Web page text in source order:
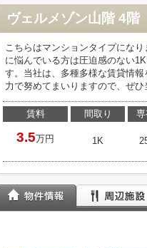
ヴェルメゾン山階 4階
こちらはマンションタイプにな
に悩んでいる方は圧迫感のない
す。当社は、多種多様な賃貸情
力で努めてまいりますので、ぜひ
賃料
3.5万円
間取り
1K